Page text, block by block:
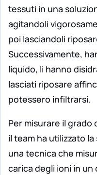
tessuti in una
agitandoli
poi lasciandoli
Successivamente,
liquido, li hanno
lasciati riposare
potessero infiltrarsi.
Per misurare il
il team ha utilizzato
una tecnica che
carica degli ioni in un